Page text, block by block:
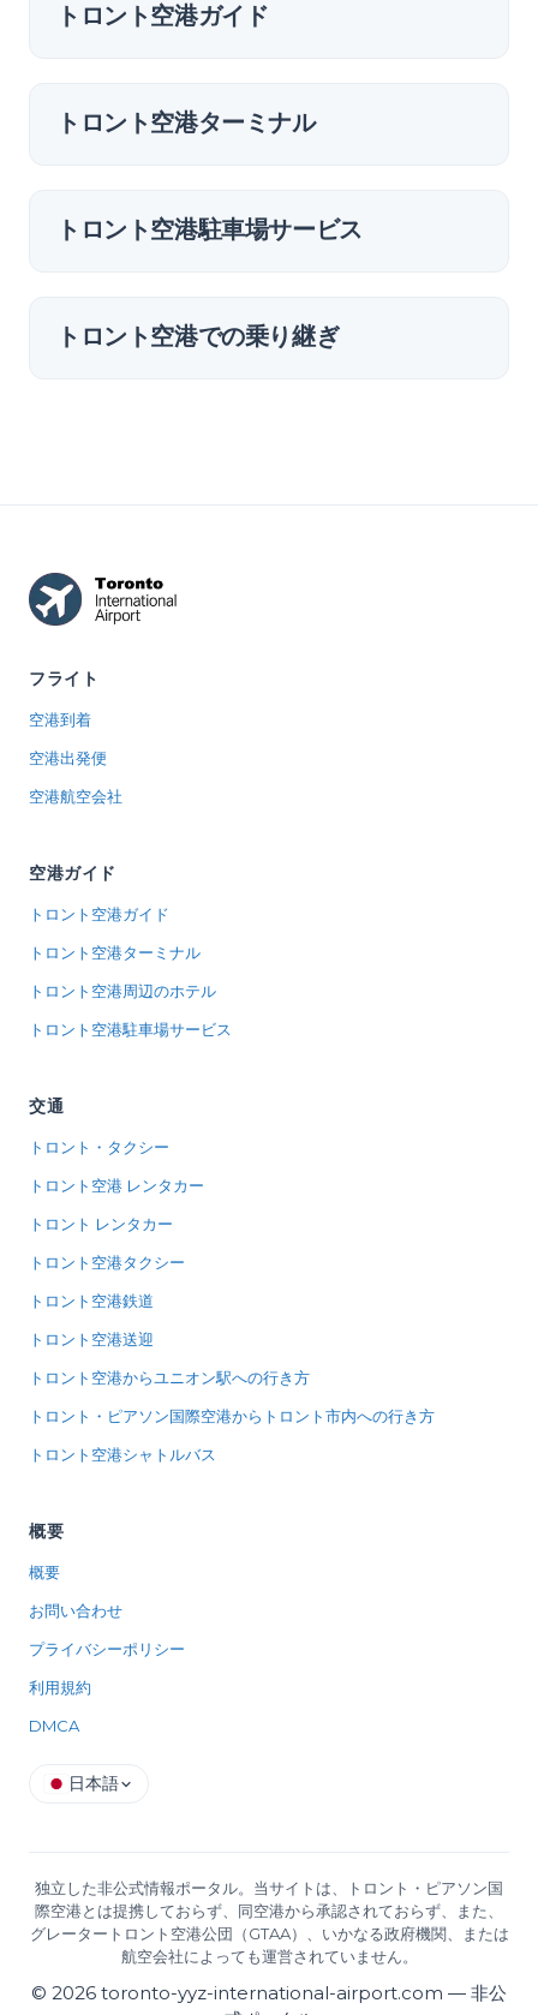
トロント空港ガイド
トロント空港ターミナル
トロント空港駐車場サービス
トロント空港での乗り継ぎ
フライト
空港到着
空港出発便
空港航空会社
空港ガイド
トロント空港ガイド
トロント空港ターミナル
トロント空港周辺のホテル
トロント空港駐車場サービス
交通
トロント・タクシー
トロント空港 レンタカー
トロント レンタカー
トロント空港タクシー
トロント空港鉄道
トロント空港送迎
トロント空港からユニオン駅への行き方
トロント・ピアソン国際空港からトロント市内への行き方
トロント空港シャトルバス
概要
概要
お問い合わせ
プライバシーポリシー
利用規約
DMCA
日本語
独立した非公式情報ポータル。当サイトは、トロント・ピアソン国
際空港とは提携しておらず、同空港から承認されておらず、また、
グレータートロント空港公団（GTAA）、いかなる政府機関、または
航空会社によっても運営されていません。
© 2026 toronto-yyz-international-airport.com — 非公